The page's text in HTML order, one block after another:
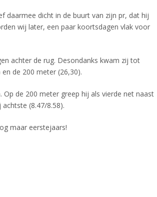
daarmee dicht in de buurt van zijn pr, dat hij
wij later, een paar koortsdagen vlak voor
achter de rug. Desondanks kwam zij tot
de 200 meter (26,30).
de 200 meter greep hij als vierde net naast
(8.47/8.58).
maar eerstejaars!